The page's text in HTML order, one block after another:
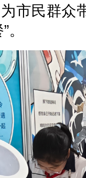
市民群众